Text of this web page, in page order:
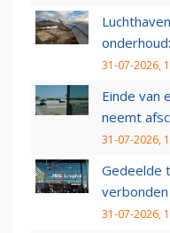
31-07-2026,
Einde van
neemt
31-07-2026,
Gedeelde
31-07-2026,